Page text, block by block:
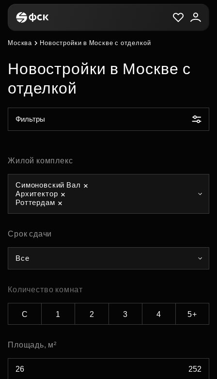
Москва Новостройки в Москве с отделкой
Новостройки в Москве с
отделкой
Фильтры
Жилой комплекс
Симоновский Вал
Архитектор
Роттердам
Срок сдачи
Все
Количество комнат
С 1 2 3 4 5+
Площадь, м²